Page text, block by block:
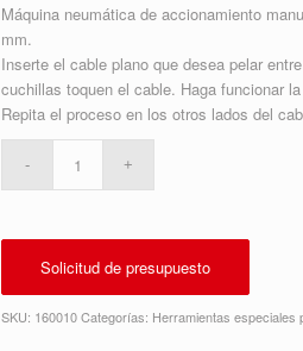
Máquina neumática de accionamiento
mm.
Inserte el cable plano que desea pelar
cuchillas toquen el cable. Haga funcionar
Repita el proceso en los otros lados del
Solicitud de presupuesto
SKU: 160010 Categorías: Herramientas especiales